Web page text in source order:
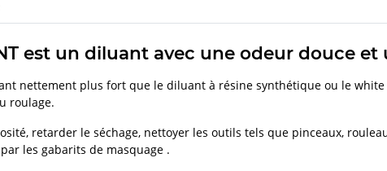
est un diluant avec une odeur douce
nettement plus fort que le diluant à résine synthétique ou le
roulage.
retarder le séchage, nettoyer les outils tels que pinceaux,
les gabarits de masquage .